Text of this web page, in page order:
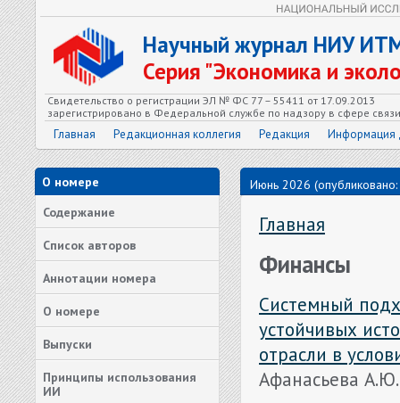
Научный журнал НИУ
Серия "Экономика и
Свидетельство о регистрации ЭЛ № ФС 77 – 55411 от 17.09.2013
зарегистрировано в Федеральной службе по надзору в сфере
Главная Редакционная коллегия Редакция Информация
О номере
Содержание
Список авторов
Аннотации номера
О номере
Выпуски
Принципы использования
ИИ
Июнь 2026
Главная
Финансы
Системный
устойчивых
отрасли в
Афанасьева А.Ю.